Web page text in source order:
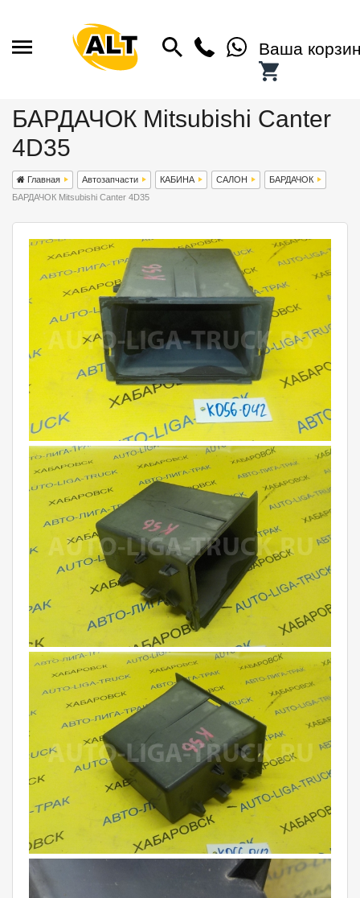
Ваша
БАРДАЧОК Mitsubishi Canter
4D35
Главная Автозапчасти КАБИНА САЛОН
БАРДАЧОК
БАРДАЧОК Mitsubishi Canter 4D35